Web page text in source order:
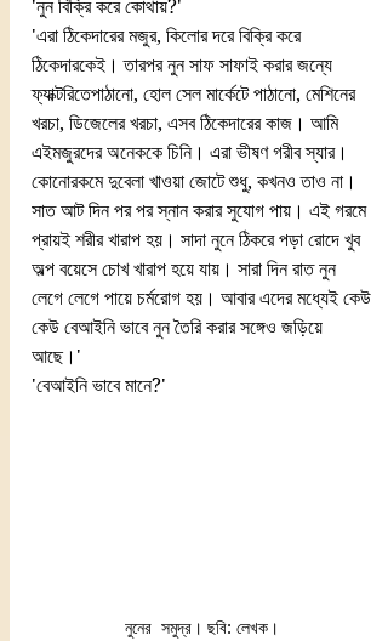
'নুন বিক্রি করে কোথায়?'
'এরা ঠিকেদারের মজুর, কিলোর দরে বিক্রি করে
ঠিকেদারকেই। তারপর নুন সাফ সাফাই করার জন্যে
ফ্যাক্টরিতেপাঠানো, হোল সেল মার্কেটে পাঠানো, মেশিনের
খরচা, ডিজেলের খরচা, এসব ঠিকেদারের কাজ। আমি
এইমজুরদের অনেককে চিনি। এরা ভীষণ গরীব স্যার।
কোনোরকমে দুবেলা খাওয়া জোটে শুধু, কখনও তাও না।
সাত আট দিন পর পর স্নান করার সুযোগ পায়। এই গরমে
প্রায়ই শরীর খারাপ হয়। সাদা নুনে ঠিকরে পড়া রোদে খুব
অল্প বয়েসে চোখ খারাপ হয়ে যায়। সারা দিন রাত নুন
লেগে লেগে পায়ে চর্মরোগ হয়। আবার এদের মধ্যেই কেউ
কেউ বেআইনি ভাবে নুন তৈরি করার সঙ্গেও জড়িয়ে
আছে।'
'বেআইনি ভাবে মানে?'
নুনের  সমুদ্র। ছবি: লেখক।